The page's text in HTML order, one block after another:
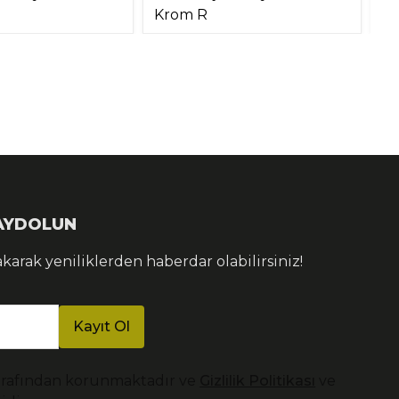
Krom R
yeniliklerden haberdar olabilirsiniz!
Kayıt Ol